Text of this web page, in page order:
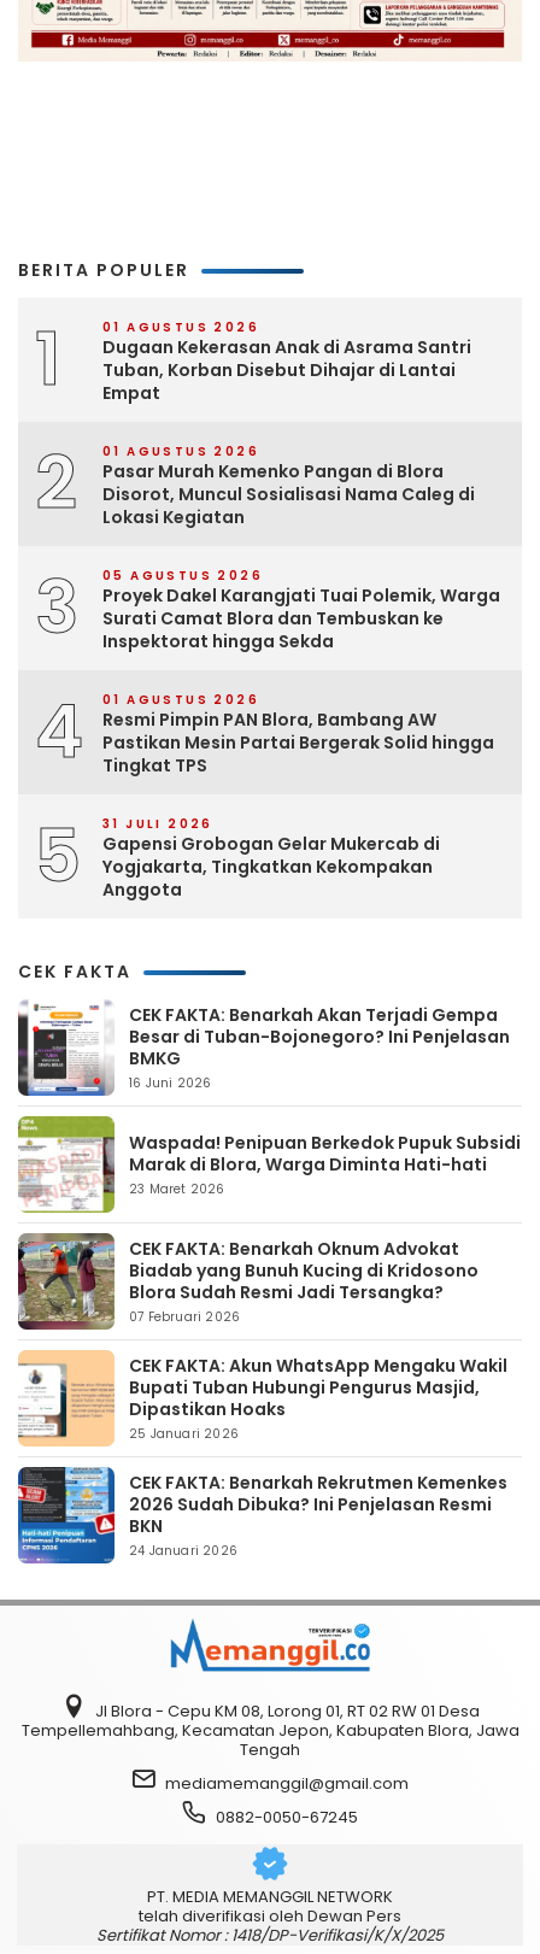
BERITA POPULER
1 01 AGUSTUS 2026
Dugaan Kekerasan Anak di Asrama Santri
Tuban, Korban Disebut Dihajar di Lantai
Empat
2 01 AGUSTUS 2026
Pasar Murah Kemenko Pangan di Blora
Disorot, Muncul Sosialisasi Nama Caleg di
Lokasi Kegiatan
3 05 AGUSTUS 2026
Proyek Dakel Karangjati Tuai Polemik, Warga
Surati Camat Blora dan Tembuskan ke
Inspektorat hingga Sekda
4 01 AGUSTUS 2026
Resmi Pimpin PAN Blora, Bambang AW
Pastikan Mesin Partai Bergerak Solid hingga
Tingkat TPS
5 31 JULI 2026
Gapensi Grobogan Gelar Mukercab di
Yogjakarta, Tingkatkan Kekompakan
Anggota
CEK FAKTA
CEK FAKTA: Benarkah Akan Terjadi Gempa
Besar di Tuban-Bojonegoro? Ini Penjelasan
BMKG
16 Juni 2026
Waspada! Penipuan Berkedok Pupuk Subsidi
Marak di Blora, Warga Diminta Hati-hati
23 Maret 2026
CEK FAKTA: Benarkah Oknum Advokat
Biadab yang Bunuh Kucing di Kridosono
Blora Sudah Resmi Jadi Tersangka?
07 Februari 2026
CEK FAKTA: Akun WhatsApp Mengaku Wakil
Bupati Tuban Hubungi Pengurus Masjid,
Dipastikan Hoaks
25 Januari 2026
CEK FAKTA: Benarkah Rekrutmen Kemenkes
2026 Sudah Dibuka? Ini Penjelasan Resmi
BKN
24 Januari 2026
Jl Blora - Cepu KM 08, Lorong 01, RT 02 RW 01 Desa
Tempellemahbang, Kecamatan Jepon, Kabupaten Blora, Jawa
Tengah
mediamemanggil@gmail.com
0882-0050-67245
PT. MEDIA MEMANGGIL NETWORK
telah diverifikasi oleh Dewan Pers
Sertifikat Nomor : 1418/DP-Verifikasi/K/X/2025